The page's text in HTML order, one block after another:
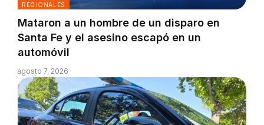
REGIONALES
Mataron a un hombre de un disparo en
Santa Fe y el asesino escapó en un
automóvil
agosto 7, 2026